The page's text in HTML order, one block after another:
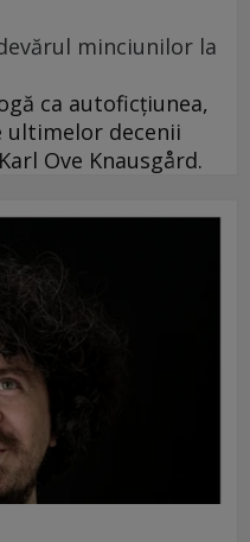
minciunilor la
ca autoficțiunea,
ultimelor decenii
Ove Knausgård.